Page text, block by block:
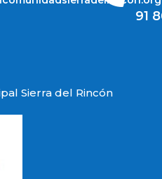
91
Sierra del Rincón